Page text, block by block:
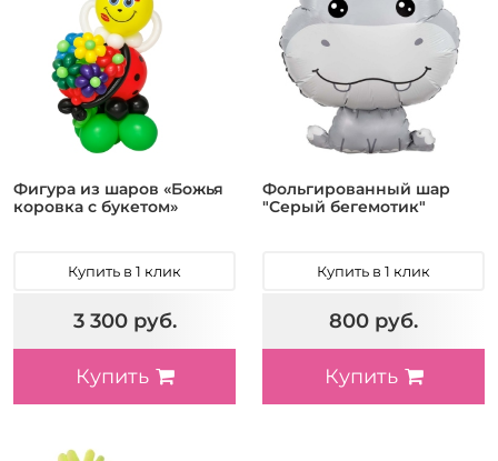
Фигура из шаров «Божья
коровка с букетом»
Купить в 1 клик
3 300 руб.
Купить
Фольгированный шар
"Серый бегемотик"
Купить в 1 клик
800 руб.
Купить